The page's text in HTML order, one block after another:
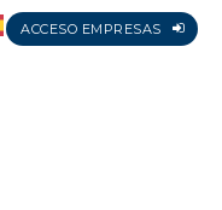
ACCESO EMPRESAS